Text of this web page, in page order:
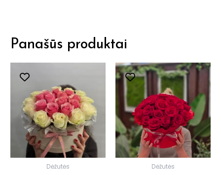
Panašūs produktai
Dėžutės Dėžutės